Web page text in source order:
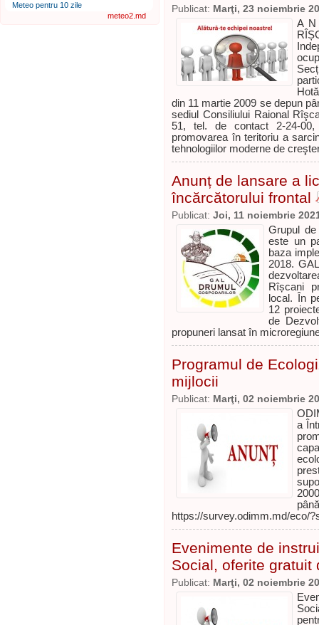
Meteo pentru 10 zile
meteo2.md
Publicat: Marţi, 23 noiembrie
A N
din 11 martie 2009 se depun
sediul Consiliului Raional
51, tel. de contact 2-24-
promovarea în teritoriu a
tehnologiilor moderne de
Anunț de lansare a
încărcătorului frontal
Publicat: Joi, 11 noiembrie
Grupul
este un
baza
2018.
Rîșcani
local. În
12
de
propuneri lansat în
Programul de
mijlocii
Publicat: Marţi, 02 noiembrie
a
https://survey.odimm.md/eco/
Evenimente de
Social, oferite gratuit
Publicat: Marţi, 02 noiembrie